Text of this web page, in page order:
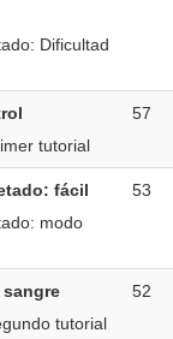
Dificultad
tutorial
57
fácil
modo
53
tutorial
52